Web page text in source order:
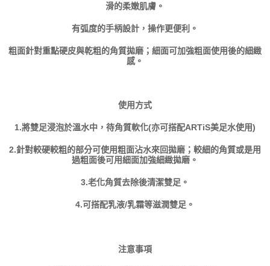
１．透過由恩沛科技股份有限公司提供之「AFTEE先享後付」服務完成之交
權轉讓予恩沛科技股份有限公司。
https://aftee.tw/terms/#terms3
３．未成年的使用者請事先徵得法定代理人或監護人之同意方可使用
時審查核予不同之上限額度；若仍有額度不足之情形，本公司將視審查結果
５．嚴禁一人註冊多個帳號或使用他人資訊註冊。若發現惡意使用之情形，
恩沛科技股份有限公司將有權停止該用戶之使用額度並採取法律行動。
每筆NT$100，滿NT$999(含以上)免運費
每筆NT$100，滿NT$999(含以上)免運費
國家/地區配送(非順豐配送，勿填寫順豐智能櫃地址)
國家/地區配送(限中國大陸地區) 查看運費
滑的柔嫩肌膚。
有弧度的手柄設計，操作更便利。
粗面針對重點硬皮與乾粗的角質拋磨；細面可加強粗面使用後的細緻
感。
使用方式
1.將雙足浸泡於溫水中，待角質軟化(亦可搭配ARTiS美足水使用)
2.針對較硬較粗的部分可使用粗面沾水來回拋磨；較細的角質或是用
過粗面後可用細面加強細緻拋磨。
3.老化角質去除後清潔雙足。
4.可搭配乳液/乳霜等滋潤雙足。
注意事項